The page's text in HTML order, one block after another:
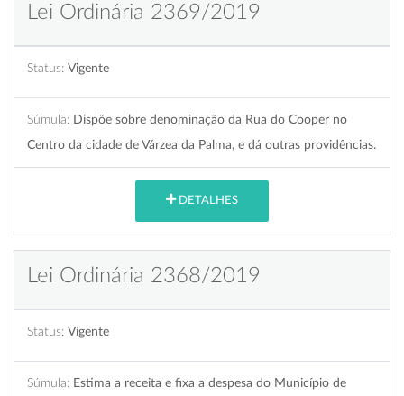
Lei Ordinária 2369/2019
Status: Vigente
Súmula: Dispõe sobre denominação da Rua do Cooper no
Centro da cidade de Várzea da Palma, e dá outras providências.
DETALHES
Lei Ordinária 2368/2019
Status: Vigente
Súmula: Estima a receita e fixa a despesa do Município de